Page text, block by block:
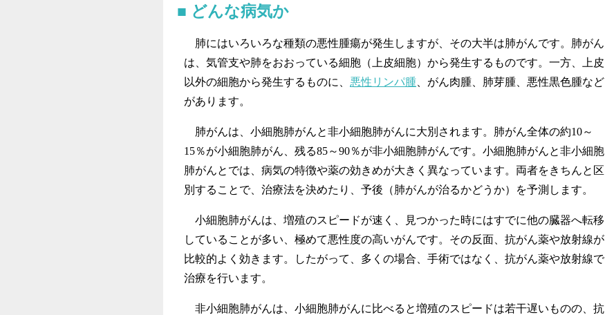
どんな病気か
肺にはいろいろな種類の悪性腫瘍が発生しますが、その大半は肺がんです。肺がん
は、気管支や肺をおおっている細胞（上皮細胞）から発生するものです。一方、上皮
以外の細胞から発生するものに、 悪性リンパ腫 、がん肉腫、肺芽腫、悪性黒色腫など
があります。
肺がんは、小細胞肺がんと非小細胞肺がんに大別されます。肺がん全体の約10～
15％が小細胞肺がん、残る85～90％が非小細胞肺がんです。小細胞肺がんと非小細胞
肺がんとでは、病気の特徴や薬の効きめが大きく異なっています。両者をきちんと区
別することで、治療法を決めたり、予後（肺がんが治るかどうか）を予測します。
小細胞肺がんは、増殖のスピードが速く、見つかった時にはすでに他の臓器へ転移
していることが多い、極めて悪性度の高いがんです。その反面、抗がん薬や放射線が
比較的よく効きます。したがって、多くの場合、手術ではなく、抗がん薬や放射線で
治療を行います。
非小細胞肺がんは、小細胞肺がんに比べると増殖のスピードは若干遅いものの、抗